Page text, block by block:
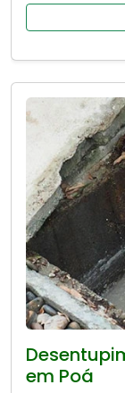
em Poá